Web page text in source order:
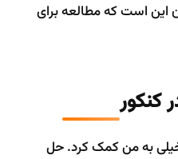
این است که مطالعه برای
کنکور
به من کمک کرد. حل